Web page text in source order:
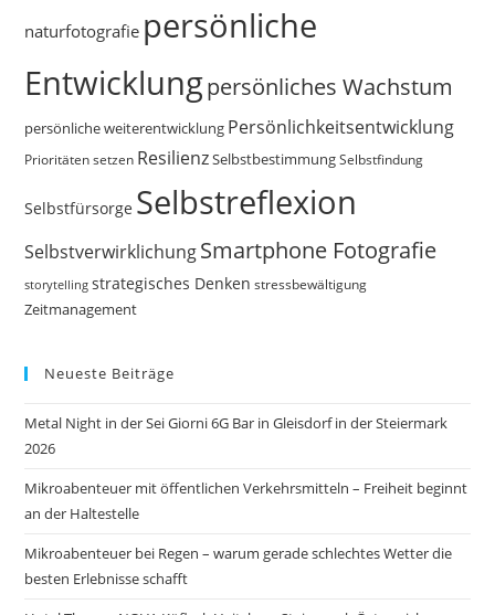
naturfotografie persönliche
Entwicklungpersönliches Wachstum
persönliche weiterentwicklung Persönlichkeitsentwicklung
Prioritäten setzen ResilienzSelbstbestimmung Selbstfindung
Selbstfürsorge Selbstreflexion
SelbstverwirklichungSmartphone Fotografie
storytelling strategisches Denken stressbewältigung
Zeitmanagement
Neueste Beiträge
Metal Night in der Sei Giorni 6G Bar in Gleisdorf in der Steiermark
2026
Mikroabenteuer mit öffentlichen Verkehrsmitteln – Freiheit beginnt
an der Haltestelle
Mikroabenteuer bei Regen – warum gerade schlechtes Wetter die
besten Erlebnisse schafft